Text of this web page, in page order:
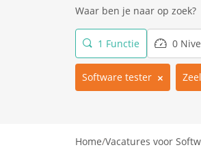
Waar ben je naar op zoek?
1 Functie 0
Software tester
Home/Vacatures voor